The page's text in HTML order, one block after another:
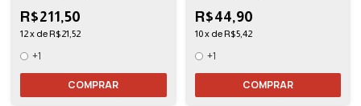
R$211,50
12x de R$21,52
+1
COMPRAR
R$44,90
10x de R$5,42
+1
COMPRAR